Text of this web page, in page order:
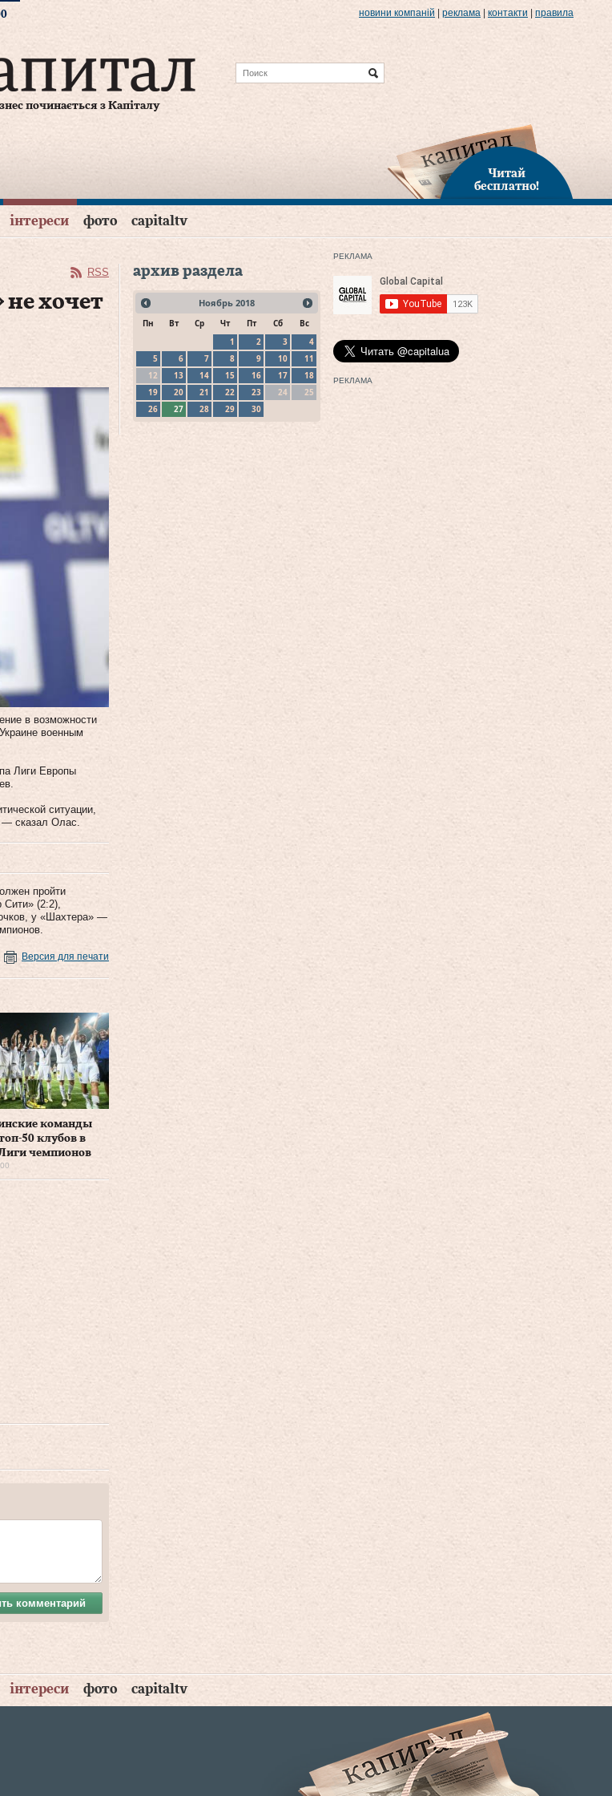
новини компаній реклама контакти правила
починається з Капіталу
Читай
бесплатно!
інтереси фото capitaltv
RSS
хочет
в возможности
военным
Лиги Европы
ситуации,
сказал Олас.
пройти
(2:2),
у «Шахтера» —
Версия для печати
команды
50 клубов в
чемпионов
комментарий
архив раздела
Ноябрь 2018
Пн Вт Ср Чт Пт Сб
Вс
1
2 3
4
5
6 7 8 9 10
11
12
13 14 15 16 17
18
19
20 21 22 23 24
25
26
27 28 29 30
РЕКЛАМА
РЕКЛАМА
інтереси фото capitaltv